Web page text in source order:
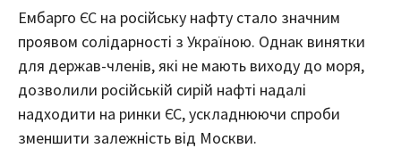
Ембарго ЄС на російську нафту стало значним
проявом солідарності з Україною. Однак винятки
для держав-членів, які не мають виходу до моря,
дозволили російській сирій нафті надалі
надходити на ринки ЄС, ускладнюючи спроби
зменшити залежність від Москви.